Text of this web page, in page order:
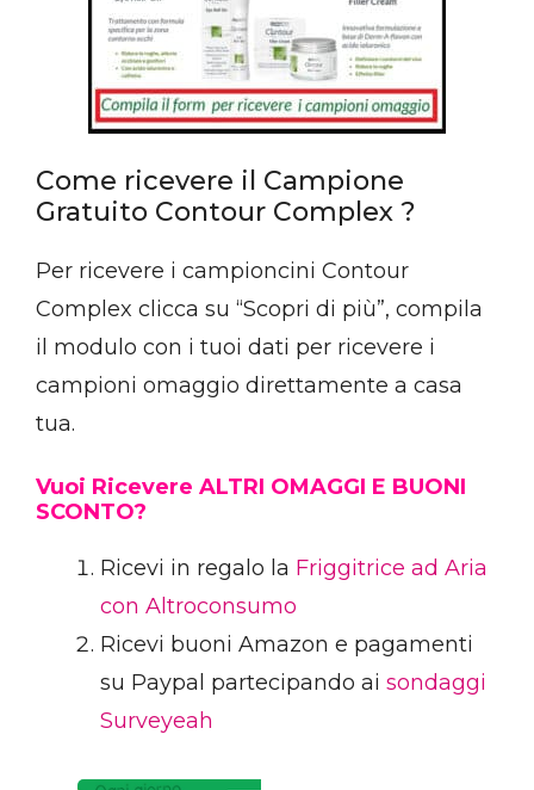
Come ricevere il Campione
Gratuito Contour Complex ?
Per ricevere i campioncini Contour
Complex clicca su “Scopri di più”, compila
il modulo con i tuoi dati per ricevere i
campioni omaggio direttamente a casa
tua.
Vuoi Ricevere ALTRI OMAGGI E BUONI
SCONTO?
Ricevi in regalo la Friggitrice ad Aria
con Altroconsumo
Ricevi buoni Amazon e pagamenti
su Paypal partecipando ai sondaggi
Surveyeah